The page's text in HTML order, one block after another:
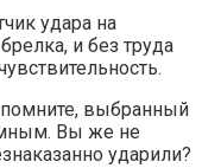
удара на
и без труда
выбранный
Вы же не
ударили?